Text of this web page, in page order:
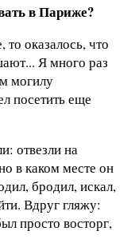
в Париже?
то оказалось, что
Я много раз
могилу
посетить еще
отвезли на
в каком месте он
бродил, искал,
Вдруг гляжу:
просто восторг,